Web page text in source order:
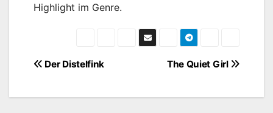
Highlight im Genre.
Beitragsnavigation The Quiet Girl
Der Distelfink